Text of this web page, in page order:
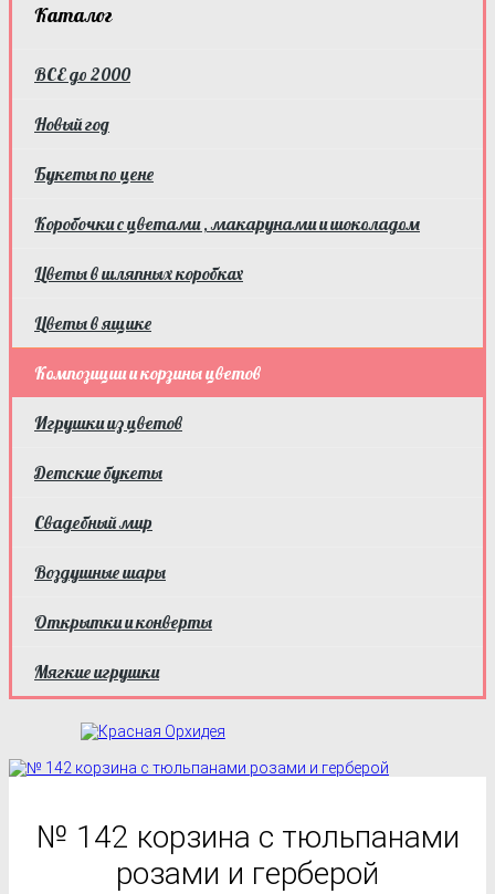
Каталог
ВСЕ до 2000
Новый год
Букеты по цене
Коробочки с цветами , макарунами и шоколадом
Цветы в шляпных коробках
Цветы в ящике
Композиции и корзины цветов
Игрушки из цветов
Детские букеты
Свадебный мир
Воздушные шары
Открытки и конверты
Мягкие игрушки
№ 142 корзина с тюльпанами
розами и герберой